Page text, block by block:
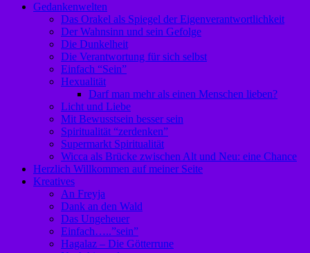
Gedankenwelten
Das Orakel als Spiegel der Eigenverantwortlichkeit
Der Wahnsinn und sein Gefolge
Die Dunkelheit
Die Verantwortung für sich selbst
Einfach “Sein”
Hexualität
Darf man mehr als einen Menschen lieben?
Licht und Liebe
Mit Bewusstsein besser sein
Spiritualität “zerdenken”
Supermarkt Spiritualität
Wicca als Brücke zwischen Alt und Neu: eine Chance
Herzlich Willkommen auf meiner Seite
Kreatives
An Freyja
Dank an den Wald
Das Ungeheuer
Einfach…..”sein”
Hagalaz – Die Götterrune